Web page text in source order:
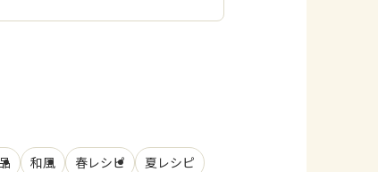
和風 春レシピ
夏レシピ